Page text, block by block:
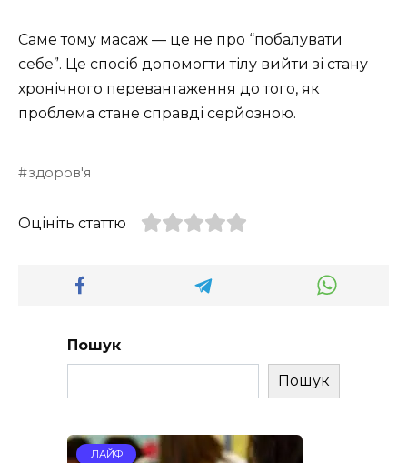
Саме тому масаж — це не про “побалувати
себе”. Це спосіб допомогти тілу вийти зі стану
хронічного перевантаження до того, як
проблема стане справді серйозною.
здоров'я
Оцініть статтю
Пошук
Пошук
ЛАЙФ